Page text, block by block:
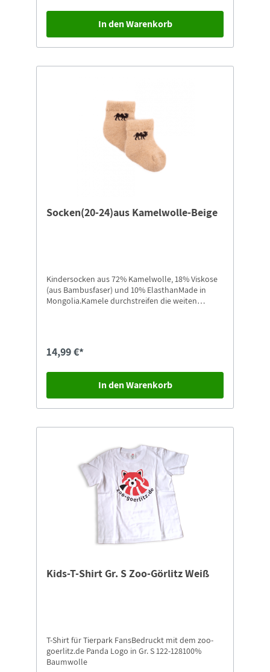
In den Warenkorb
Socken(20-24)aus Kamelwolle-Beige
Kindersocken aus 72% Kamelwolle, 18% Viskose
(aus Bambusfaser) und 10% ElasthanMade in
Mongolia.Kamele durchstreifen die weiten
sehr gut vertragen.Größe: 20-24
14,99 €*
In den Warenkorb
Kids-T-Shirt Gr. S Zoo-Görlitz Weiß
T-Shirt für Tierpark FansBedruckt mit dem zoo-
goerlitz.de Panda Logo in Gr. S 122-128100%
Baumwolle